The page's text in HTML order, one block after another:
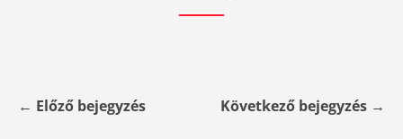
← Előző bejegyzés Következő bejegyzés →